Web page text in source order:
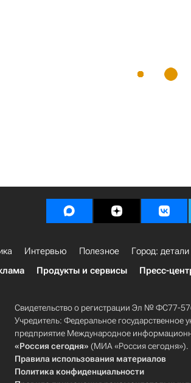
Интервью Полезное Город: детали
Продукты и сервисы Пресс-
Свидетельство о регистрации Эл № ФС77-
Учредитель: Федеральное государственное
предприятие Международное
«Россия сегодня» (МИА «Россия сегодня»).
Правила использования материалов
Политика конфиденциальности